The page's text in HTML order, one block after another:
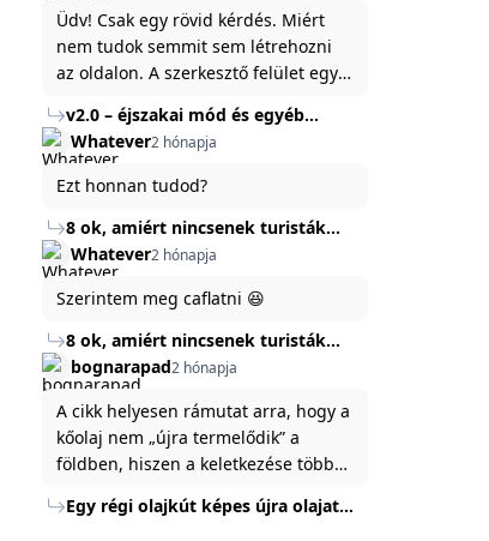
baráti megjegyzés: ha nem fontos
és tud várni néhány napot a
tartalom, amit készíteni
szeretnél, inkább várj néhány napot,
mert ég és föld lesz a különbség a
jelenlegi rendszer és az új között -
legfőképpen egyébként épp
tartalomkészítési szempontból! :)
Üdv! Csak egy rövid kérdés. Miért
nem tudok semmit sem létrehozni
az oldalon. A szerkesztő felület egy
Köszönöm ha válaszoltok.
v2.0 – éjszakai mód és egyéb
fejlesztések
Whatever2 hónapja
Ezt honnan tudod?
8 ok, amiért nincsenek turisták
Törökország Fekete-tenger felőli
partján
Whatever2 hónapja
Szerintem meg caflatni 😆
8 ok, amiért nincsenek turisták
Törökország Fekete-tenger felőli
partján
bognarapad2 hónapja
A cikk helyesen rámutat arra, hogy a
kőolaj nem „újra termelődik” a
földben, hiszen a keletkezése több
Energiaügyi Minisztériuma szerint a
Egy régi olajkút képes újra olajat